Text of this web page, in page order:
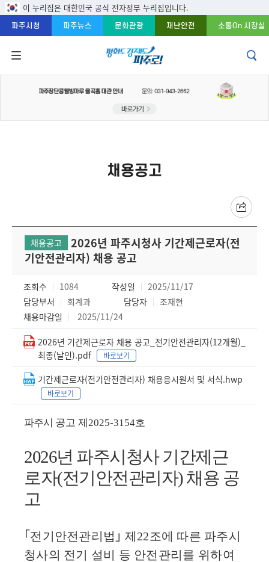
본문 바로가기
주메뉴 바로가기
푸터 바로가기
이 누리집은 대한민국 공식 전자정부 누리집입니다.
파주시청 파주뉴스 문화관광 재난안전 소통On 시장실
채용공고
채용공고
2026년 파주시청사 기간제근로자(전
기안전관리자) 채용 공고
조회수 1084 작성일
2025/11/17
담당부서
회계과 담당자
조재현
채용마감일
2025/11/24
2026년 기간제근로자 채용 공고_전기안전관리자(12개월)_
최종(날인).pdf
바로보기
기간제근로자(전기안전관리자) 채용응시원서 및 서식.hwp
바로보기
파주시 공고 제 2025-3154호
2026년 파주시청사 기간제근
로자(전기안전관리자)채용 공
고
｢ 전기안전관리법 ｣ 제22조에 따른 파주시
청사의 전기 설비 등 안전관리를 위하여